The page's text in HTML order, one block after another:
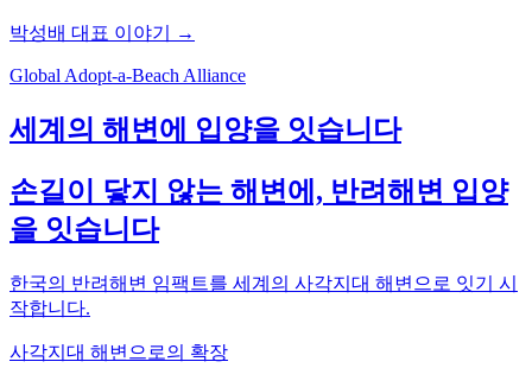
박성배 대표 이야기 →
Global Adopt-a-Beach Alliance
세계의 해변에 입양을 잇습니다
손길이 닿지 않는 해변에, 반려해변 입양
을 잇습니다
한국의 반려해변 임팩트를 세계의 사각지대 해변으로 잇기 시
작합니다.
사각지대 해변으로의 확장